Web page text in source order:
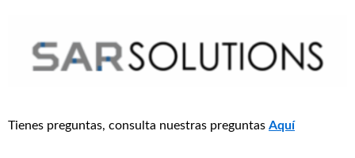
Tienes preguntas, consulta nuestras preguntas Aquí